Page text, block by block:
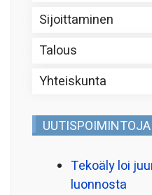
Sijoittaminen
Talous
Yhteiskunta
UUTISPOIMINTOJA
Tekoäly loi
luonnosta